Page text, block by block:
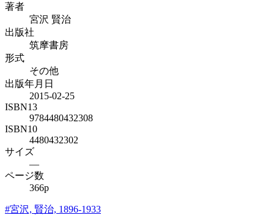
著者
宮沢 賢治
出版社
筑摩書房
形式
その他
出版年月日
2015-02-25
ISBN13
9784480432308
ISBN10
4480432302
サイズ
—
ページ数
366p
#宮沢, 賢治, 1896-1933